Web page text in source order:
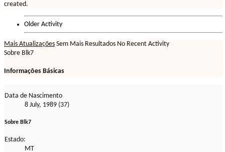
created.
Older Activity
Mais Atualizações Sem Mais Resultados No Recent Activity
Sobre Blk7
Informações Básicas
Data de Nascimento
8 July, 1989 (37)
Sobre Blk7
Estado:
MT